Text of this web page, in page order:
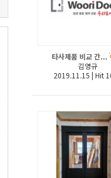
타사제품 비교 간...
김영규
2019.11.15 | Hit